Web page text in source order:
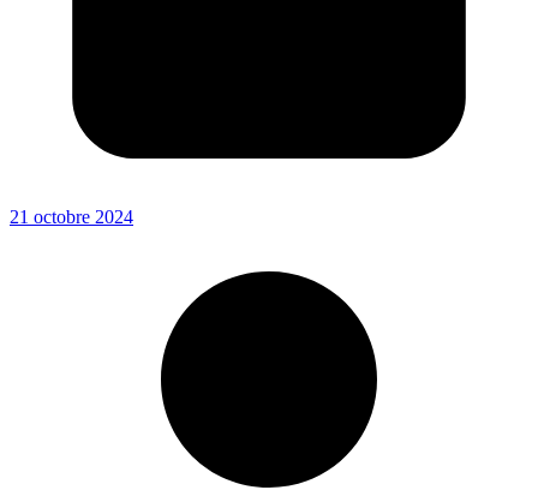
21 octobre 2024